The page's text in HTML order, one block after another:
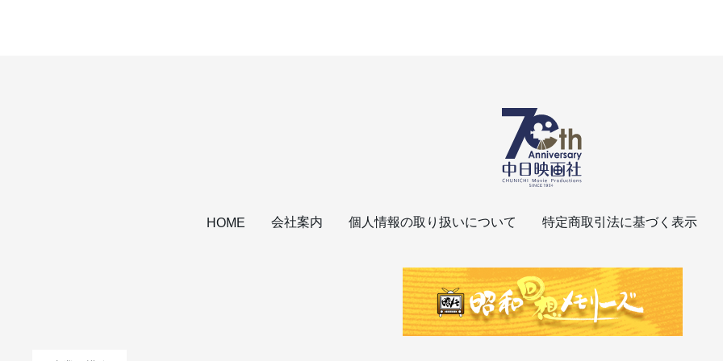
HOME 会社案内 個人情報の取り扱いについて 特定商取引法に基づく表示